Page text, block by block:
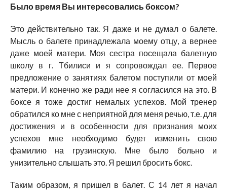
Было время Вы интересовались боксом?
Это действительно так. Я даже и не думал о балете.
Мысль о балете принадлежала моему отцу, а вернее
даже моей матери. Моя сестра посещала балетную
школу в г. Тбилиси и я сопровождал ее. Первое
предложение о занятиях балетом поступили от моей
матери. И конечно же ради нее я согласился на это. В
боксе я тоже достиг немалых успехов. Мой тренер
обратился ко мне с неприятной для меня речью, т.е. для
достижения и в особенности для признания моих
успехов мне необходимо будет изменить свою
фамилию на грузинскую. Мне было больно и
унизительно слышать это. Я решил бросить бокс.
Таким образом, я пришел в балет. С 14 лет я начал